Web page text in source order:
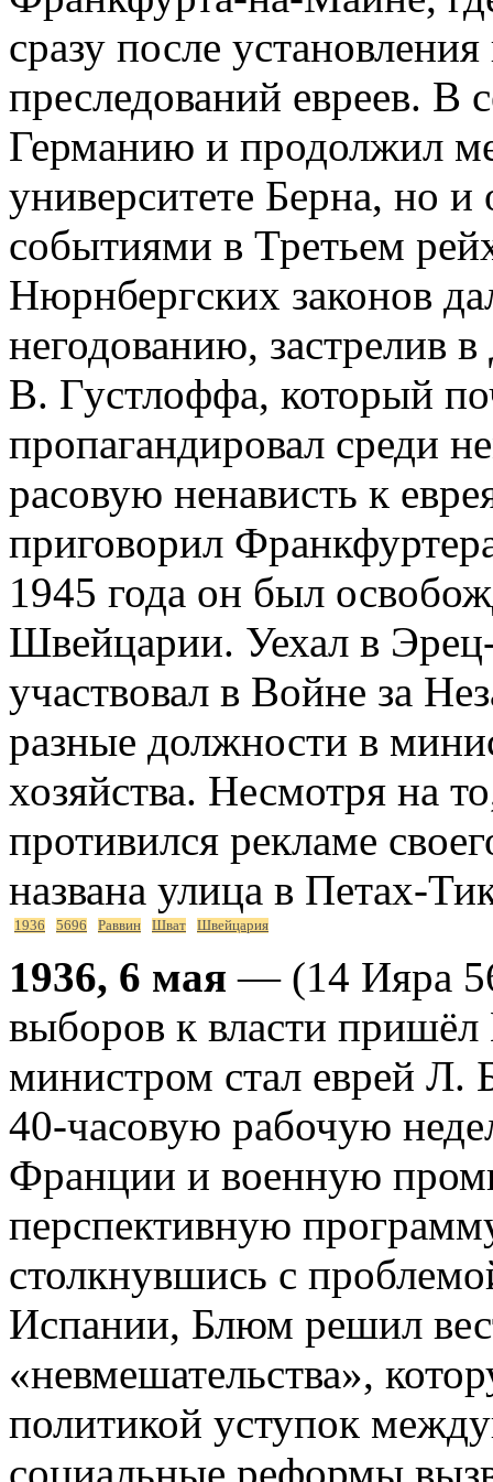
сразу после
преследований евреев. В
Германию и продолжил
университете Берна, но и
событиями в Третьем
Нюрнбергских законов
негодованию, застрелив
В. Густлоффа, который
пропагандировал среди
расовую ненависть к
приговорил
1945 года он был
Швейцарии. Уехал в
участвовал в Войне за
разные должности в
хозяйства. Несмотря на
противился рекламе
названа улица в Петах-
1936 5696 Раввин Шват Швейцария
1936, 6 мая — (14 Ияра
выборов к власти
министром стал еврей Л.
40-часовую рабочую
Франции и военную
перспективную
столкнувшись с
Испании, Блюм решил
«невмешательства»,
политикой уступок
социальные реформы